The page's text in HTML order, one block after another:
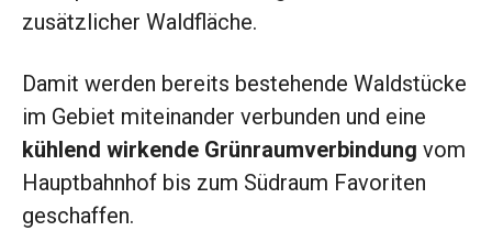
zusätzlicher Waldfläche.
Damit werden bereits bestehende Waldstücke
im Gebiet miteinander verbunden und eine
kühlend wirkende Grünraumverbindung vom
Hauptbahnhof bis zum Südraum Favoriten
geschaffen.